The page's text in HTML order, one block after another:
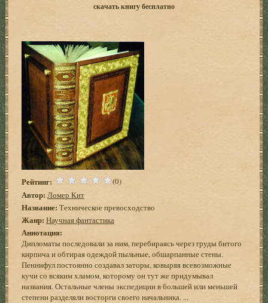
скачать книгу бесплатно
Рейтинг: (0)
Автор: Ломер Кит
Название: Техническое превосходство
Жанр: Научная фантастика
Аннотация:
Дипломаты последовали за ним, перебираясь через груды битого
кирпича и обтирая одеждой пыльные, обшарпанные стены.
Пеннифул постоянно создавал заторы, ковыряя всевозможные
кучи со всяким хламом, которому он тут же придумывал
названия. Остальные члены экспедиции в большей или меньшей
степени разделяли восторги своего начальника. ...